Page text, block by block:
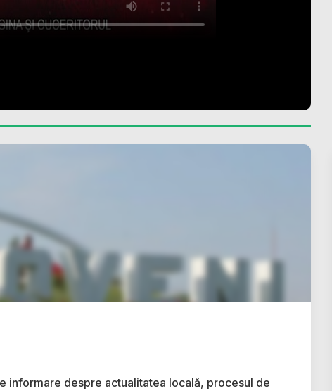
informare despre actualitatea locală, procesul de